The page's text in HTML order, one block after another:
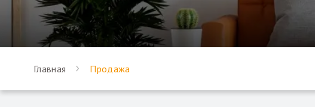
Главная Продажа